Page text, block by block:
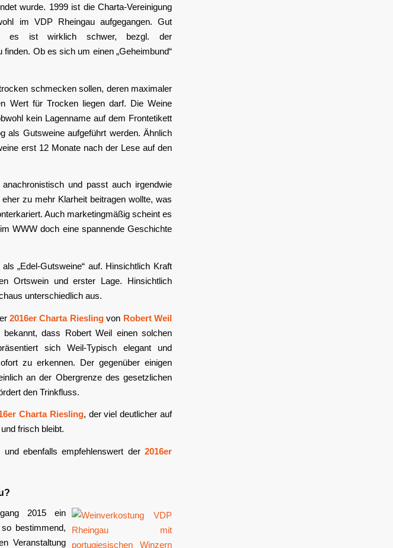
wurde. 1999 ist die Charta-Vereinigung
im VDP Rheingau aufgegangen. Gut
es ist wirklich schwer, bezgl. der
Ob es sich um einen „Geheimbund“
schmecken sollen, deren maximaler
Wert für Trocken liegen darf. Die Weine
kein Lagenname auf dem Frontetikett
als Gutsweine aufgeführt werden. Ähnlich
erst 12 Monate nach der Lese auf den
und passt auch irgendwie
zu mehr Klarheit beitragen wollte, was
Auch marketingmäßig scheint es
WWW doch eine spannende Geschichte
„Edel-Gutsweine“ auf. Hinsichtlich Kraft
Ortswein und erster Lage. Hinsichtlich
unterschiedlich aus.
2016er Charta Rieslingvon Robert Weil
dass Robert Weil einen solchen
sich Weil-Typisch elegant und
zu erkennen. Der gegenüber einigen
an der Obergrenze des gesetzlichen
den Trinkfluss.
Charta Riesling, der viel deutlicher auf
frisch bleibt.
ebenfalls empfehlenswert der 2016er
2015 ein
bestimmend,
Veranstaltung